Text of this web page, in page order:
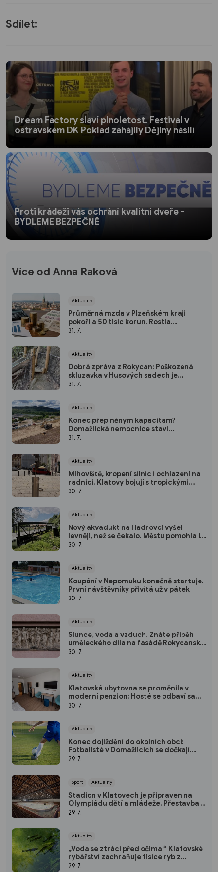
Sdílet:
Dream Factory slaví plnoletost. Festival v
ostravském DK Poklad zahájily Dějiny násilí
Proti krádeži vás ochrání kvalitní dveře -
BYDLEME BEZPEČNĚ
Více od Anna Raková
Aktuality
Průměrná mzda v Plzeňském kraji
pokořila 50 tisíc korun. Rostla
nejrychleji za pět let
31. 7.
Aktuality
Dobrá zpráva z Rokycan: Poškozená
skluzavka v Husových sadech je
opravena
31. 7.
Aktuality
Konec přeplněným kapacitám?
Domažlická nemocnice staví
parkoviště pro zaměstnance
31. 7.
Aktuality
Mlhoviště, kropení silnic i ochlazení na
radnici. Klatovy bojují s tropickými
vedry
30. 7.
Aktuality
Nový akvadukt na Hadrovci vyšel
levněji, než se čekalo. Městu pomohla i
krajská dotace
30. 7.
Aktuality
Koupání v Nepomuku konečně startuje.
První návštěvníky přivítá už v pátek
30. 7.
Aktuality
Slunce, voda a vzduch. Znáte příběh
uměleckého díla na fasádě Rokycanské
nemocnice?
30. 7.
Aktuality
Klatovská ubytovna se proměnila v
moderní penzion: Hosté se odbaví sami
pomocí kódu
30. 7.
Aktuality
Konec dojíždění do okolních obcí:
Fotbalisté v Domažlicích se dočkají
nového hřiště
29. 7.
Sport Aktuality
Stadion v Klatovech je připraven na
Olympiádu dětí a mládeže. Přestavba
vyšla na 50 milionů
29. 7.
Aktuality
„Voda se ztrácí před očima.“ Klatovské
rybářství zachraňuje tisíce ryb z
vysychajících rybníků
29. 7.